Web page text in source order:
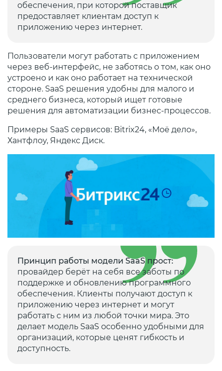
обеспечения, при которой поставщик
предоставляет клиентам доступ к
приложению через интернет.
Пользователи могут работать с приложением
через веб-интерфейс, не заботясь о том, как оно
устроено и как оно работает на технической
стороне. SaaS решения удобны для малого и
среднего бизнеса, который ищет готовые
решения для автоматизации бизнес-процессов.
Примеры SaaS сервисов: Bitrix24, «Моё дело»,
Хантфлоу, Яндекс Диск.
Принцип работы модели SaaS прост:
провайдер берёт на себя все заботы по
поддержке и обновлению программного
обеспечения. Клиенты получают доступ к
приложению через интернет и могут
работать с ним из любой точки мира. Это
делает модель SaaS особенно удобными для
организаций, которые ценят гибкость и
доступность.